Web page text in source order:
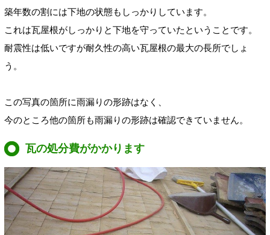
築年数の割には下地の状態もしっかりしています。
これは瓦屋根がしっかりと下地を守っていたということです。
耐震性は低いですが耐久性の高い瓦屋根の最大の長所でしょ
う。
この写真の箇所に雨漏りの形跡はなく、
今のところ他の箇所も雨漏りの形跡は確認できていません。
瓦の処分費がかかります